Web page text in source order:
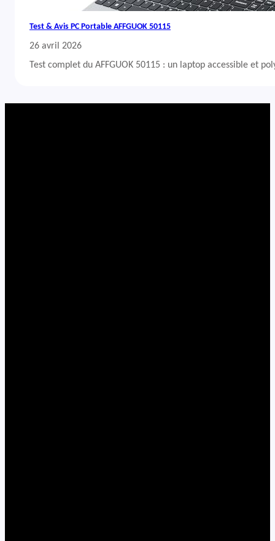
Test & Avis PC Portable AFFGUOK 50115
26 avril 2026
Test complet du AFFGUOK 50115 : un laptop accessible